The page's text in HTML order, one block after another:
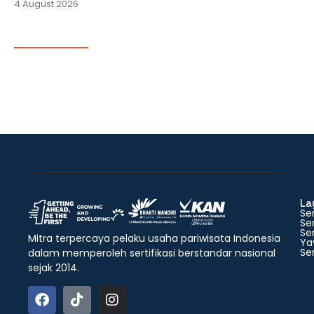
4 August 2026
Mitra terpercaya pelaku usaha pariwisata Indonesia
dalam memperoleh sertifikasi berstandar nasional
sejak 2014.